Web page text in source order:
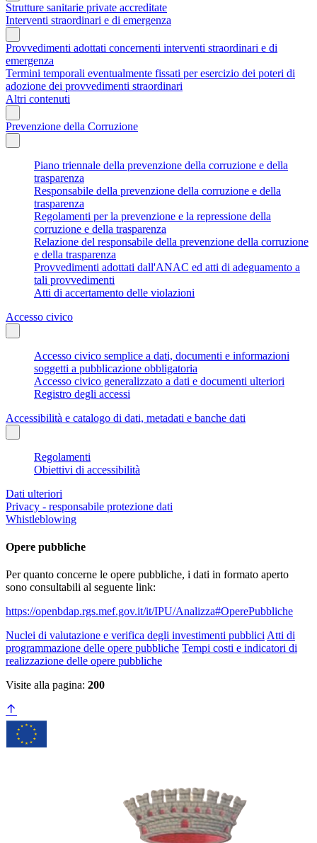
Strutture sanitarie private accreditate
Interventi straordinari e di emergenza
Provvedimenti adottati concernenti interventi straordinari e di
emergenza
Termini temporali eventualmente fissati per esercizio dei poteri di
adozione dei provvedimenti straordinari
Altri contenuti
Prevenzione della Corruzione
Piano triennale della prevenzione della corruzione e della
trasparenza
Responsabile della prevenzione della corruzione e della
trasparenza
Regolamenti per la prevenzione e la repressione della
corruzione e della trasparenza
Relazione del responsabile della prevenzione della corruzione
e della trasparenza
Provvedimenti adottati dall'ANAC ed atti di adeguamento a
tali provvedimenti
Atti di accertamento delle violazioni
Accesso civico
Accesso civico semplice a dati, documenti e informazioni
soggetti a pubblicazione obbligatoria
Accesso civico generalizzato a dati e documenti ulteriori
Registro degli accessi
Accessibilità e catalogo di dati, metadati e banche dati
Regolamenti
Obiettivi di accessibilità
Dati ulteriori
Privacy - responsabile protezione dati
Whistleblowing
Opere pubbliche
Per quanto concerne le opere pubbliche, i dati in formato aperto
sono consultabili al seguente link:
https://openbdap.rgs.mef.gov.it/it/IPU/Analizza#OperePubbliche
Nuclei di valutazione e verifica degli investimenti pubblici Atti di
programmazione delle opere pubbliche Tempi costi e indicatori di
realizzazione delle opere pubbliche
Visite alla pagina: 200